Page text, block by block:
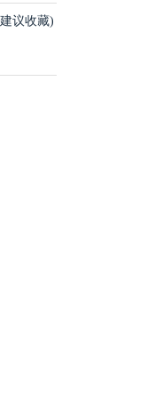
议收藏)